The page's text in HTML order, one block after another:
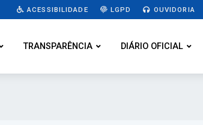
ACESSIBILIDADE LGPD OUVIDORIA
TRANSPARÊNCIA DIÁRIO OFICIAL